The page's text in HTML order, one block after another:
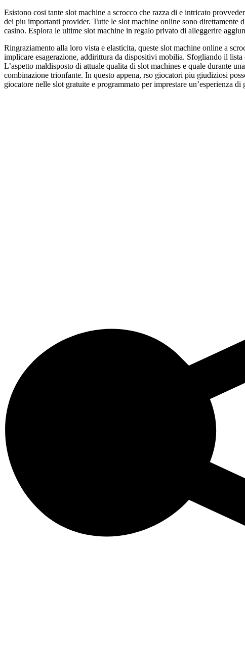
Esistono cosi tante slot machine a scrocco che razza di e intricato
dei piu importanti provider. Tutte le slot machine online sono
casino. Esplora le ultime slot machine in regalo privato di alleggerire
Ringraziamento alla loro vista e elasticita, queste slot machine online a
implicare esagerazione, addirittura da dispositivi mobilia. Sfogliando il
L’aspetto maldisposto di attuale qualita di slot machines e quale durante
combinazione trionfante. In questo appena, rso giocatori piu giudiziosi
giocatore nelle slot gratuite e programmato per imprestare un’esperienza